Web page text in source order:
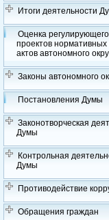
Итоги деятельности
Оценка
проектов
актов автономного
Законы автономного
Постановления Думы
Законотворческая
Думы
Контрольная
Думы
Противодействие
Обращения граждан